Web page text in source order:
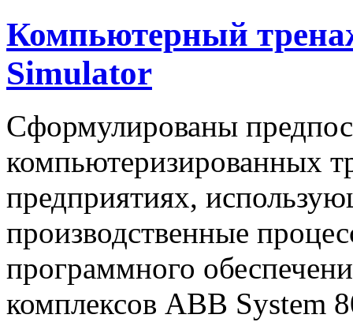
Компьютерный
Simulator
Сформулированы
компьютеризированных
предприятиях,
производственные
программного
комплексов ABB System